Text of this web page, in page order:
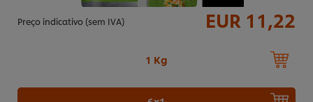
Preço indicativo (sem IVA) EUR 11,22
1 Kg